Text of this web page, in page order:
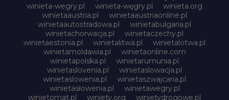
winieta-wegry.pl
winieta-węgry.pl
winieta.org
winietaaustria.pl
winietaaustriaonline.pl
winietaautostradowa.pl
winietabulgaria.pl
winietachorwacja.pl
winietaczechy.pl
winietaestonia.pl
winietalitwa.pl
winietalotwa.pl
winietamoldawia.pl
winietaonline.com
winietapolska.pl
winietarumunia.pl
winietaslovenia.pl
winietaslowacja.pl
winietaslowenia.pl
winietaszwajcaria.pl
winietasłowenia.pl
winietawegry.pl
winietomat.pl
winiety.org winietydrogowe.pl